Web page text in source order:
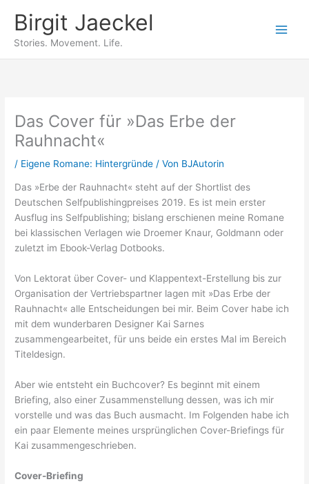
Inhalt
springen
Birgit Jaeckel
Stories. Movement. Life.
Das Cover für »Das Erbe der
Rauhnacht«
/ Eigene Romane: Hintergründe / Von BJAutorin
Das »Erbe der Rauhnacht« steht auf der Shortlist des
Deutschen Selfpublishingpreises 2019. Es ist mein erster
Ausflug ins Selfpublishing; bislang erschienen meine Romane
bei klassischen Verlagen wie Droemer Knaur, Goldmann oder
zuletzt im Ebook-Verlag Dotbooks.
Von Lektorat über Cover- und Klappentext-Erstellung bis zur
Organisation der Vertriebspartner lagen mit »Das Erbe der
Rauhnacht« alle Entscheidungen bei mir. Beim Cover habe ich
mit dem wunderbaren Designer Kai Sarnes
zusammengearbeitet, für uns beide ein erstes Mal im Bereich
Titeldesign.
Aber wie entsteht ein Buchcover? Es beginnt mit einem
Briefing, also einer Zusammenstellung dessen, was ich mir
vorstelle und was das Buch ausmacht. Im Folgenden habe ich
ein paar Elemente meines ursprünglichen Cover-Briefings für
Kai zusammengeschrieben.
Cover-Briefing